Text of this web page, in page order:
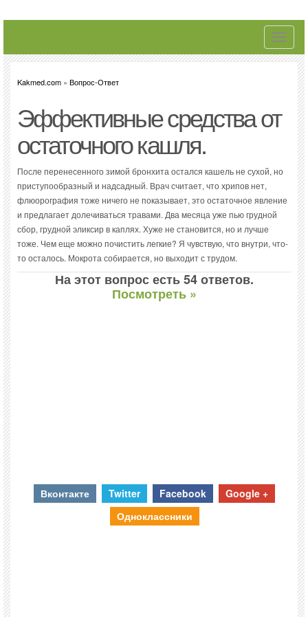
Toggle
Kakmed.com » Вопрос-Ответ
Эффективные средства от
остаточного кашля.
После перенесенного зимой бронхита остался кашель не сухой, но
приступообразный и надсадный. Врач считает, что хрипов нет,
флюорография тоже ничего не показывает, это остаточное явление
и предлагает долечиваться травами. Два месяца уже пью грудной
сбор, грудной эликсир в каплях. Хуже не становится, но и лучше
тоже. Чем еще можно почистить легкие? Я чувствую, что внутри, что-
то осталось. Мокрота собирается, но выходит с трудом.
На этот вопрос есть 54 ответов.
Посмотреть »
Вконтакте Twitter Facebook
Google +
Одноклассники